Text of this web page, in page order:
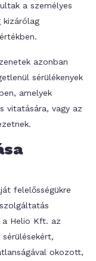
a személyes
kizárólag
azonban
sérülékenyek
amelyek
vitatására, vagy az
felelősségükre
a Helio Kft. az
okozott,